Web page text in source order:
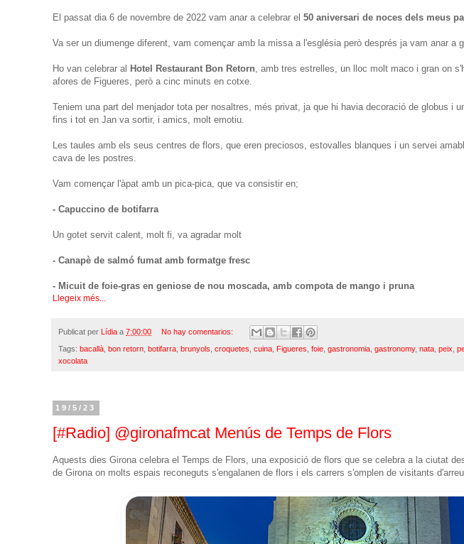
El passat dia 6 de novembre de 2022 vam anar a celebrar el 50 aniversari de noces dels meus
Va ser un diumenge diferent, vam començar amb la missa a l'església però després ja vam anar a
Ho van celebrar al Hotel Restaurant Bon Retorn, amb tres estrelles, un lloc molt maco i gran on
afores de Figueres, però a cinc minuts en cotxe.
Teniem una part del menjador tota per nosaltres, més privat, ja que hi havia decoració de globus i
fins i tot en Jan va sortir, i amics, molt emotiu.
Les taules amb els seus centres de flors, que eren preciosos, estovalles blanques i un servei
cava de les postres.
Vam començar l'àpat amb un pica-pica, que va consistir en;
- Capuccino de botifarra
Un gotet servit calent, molt fi, va agradar molt
- Canapè de salmó fumat amb formatge fresc
- Micuit de foie-gras en geniose de nou moscada, amb compota de mango i pruna
Llegeix més...
Publicat per Lídia a 7:00:00 No hay comentarios:
Tags: bacallà, bon retorn, botifarra, brunyols, croquetes, cuina, Figueres, foie, gastronomia, gastronomy, nata, peix,
xocolata
19/5/23
[#Radio] @gironafmcat Menús de Temps de Flors
Aquests dies Girona celebra el Temps de Flors, una exposició de flors que se celebra a la ciutat
de Girona on molts espais reconeguts s'engalanen de flors i els carrers s'omplen de visitants